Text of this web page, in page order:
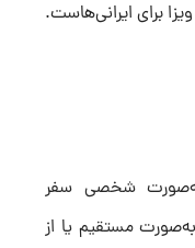
برای ایرانی‌هاست.
شخصی سفر
مستقیم یا از